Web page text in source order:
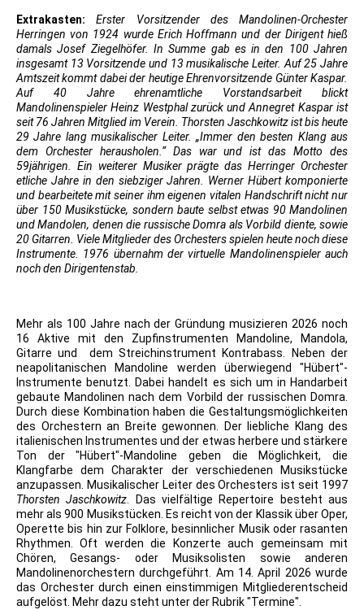
Extrakasten:
Erster Vorsitzender des Mandolinen-Orchester
Herringen von 1924 wurde Erich Hoffmann und der Dirigent hieß
damals Josef Ziegelhöfer. In Summe gab es in den 100 Jahren
insgesamt 13 Vorsitzende und 13 musikalische Leiter. Auf 25 Jahre
Amtszeit kommt dabei der heutige Ehrenvorsitzende Günter Kaspar.
Auf 40 Jahre ehrenamtliche Vorstandsarbeit blickt
Mandolinenspieler Heinz Westphal zurück und Annegret Kaspar ist
seit 76 Jahren Mitglied im Verein. Thorsten Jaschkowitz ist bis heute
29 Jahre lang musikalischer Leiter. „Immer den besten Klang aus
dem Orchester herausholen.“ Das war und ist das Motto des
59jährigen. Ein weiterer Musiker prägte das Herringer Orchester
etliche Jahre in den siebziger Jahren. Werner Hübert komponierte
und bearbeitete mit seiner ihm eigenen vitalen Handschrift nicht nur
über 150 Musikstücke, sondern baute selbst etwas 90 Mandolinen
und Mandolen, denen die russische Domra als Vorbild diente, sowie
20 Gitarren. Viele Mitglieder des Orchesters spielen heute noch diese
Instrumente. 1976 übernahm der virtuelle Mandolinenspieler auch
noch den Dirigentenstab.
Mehr als 100 Jahre nach der Gründung musizieren 2026 noch
16 Aktive mit den Zupfinstrumenten Mandoline, Mandola,
Gitarre und dem Streichinstrument Kontrabass. Neben der
neapolitanischen Mandoline werden überwiegend "Hübert"-
Instrumente benutzt. Dabei handelt es sich um in Handarbeit
gebaute Mandolinen nach dem Vorbild der russischen Domra.
Durch diese Kombination haben die Gestaltungsmöglichkeiten
des Orchestern an Breite gewonnen. Der liebliche Klang des
italienischen Instrumentes und der etwas herbere und stärkere
Ton der "Hübert"-Mandoline geben die Möglichkeit, die
Klangfarbe dem Charakter der verschiedenen Musikstücke
anzupassen. Musikalischer Leiter des Orchesters ist seit 1997
Thorsten Jaschkowitz
Das vielfältige Repertoire besteht aus
mehr als 900 Musikstücken. Es reicht von der Klassik über Oper,
Operette bis hin zur Folklore, besinnlicher Musik oder rasanten
Rhythmen. Oft werden die Konzerte auch gemeinsam mit
Chören, Gesangs- oder Musiksolisten sowie anderen
Mandolinenorchestern durchgeführt. Am 14. April 2026 wurde
das Orchester durch einen einstimmigen Mitgliederentscheid
aufgelöst. Mehr dazu steht unter der Rubrik "Termine".